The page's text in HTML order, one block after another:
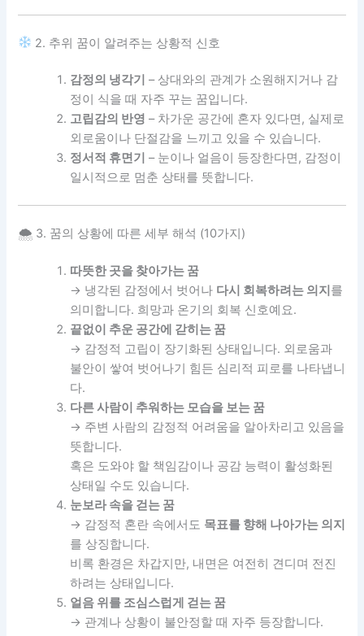
2. 추위 꿈이 알려주는 상황적 신호
감정의 냉각기 – 상대와의 관계가 소원해지거나 감
정이 식을 때 자주 꾸는 꿈입니다.
고립감의 반영 – 차가운 공간에 혼자 있다면, 실제로
외로움이나 단절감을 느끼고 있을 수 있습니다.
정서적 휴면기 – 눈이나 얼음이 등장한다면, 감정이
일시적으로 멈춘 상태를 뜻합니다.
🌨 3. 꿈의 상황에 따른 세부 해석 (10가지)
따뜻한 곳을 찾아가는 꿈
→ 냉각된 감정에서 벗어나 다시 회복하려는 의지 를
의미합니다. 희망과 온기의 회복 신호예요.
끝없이 추운 공간에 갇히는 꿈
→ 감정적 고립이 장기화된 상태입니다. 외로움과
불안이 쌓여 벗어나기 힘든 심리적 피로를 나타냅니
다.
다른 사람이 추워하는 모습을 보는 꿈
→ 주변 사람의 감정적 어려움을 알아차리고 있음을
뜻합니다.
혹은 도와야 할 책임감이나 공감 능력이 활성화된
상태일 수도 있습니다.
눈보라 속을 걷는 꿈
→ 감정적 혼란 속에서도 목표를 향해 나아가는 의지
를 상징합니다.
비록 환경은 차갑지만, 내면은 여전히 견디며 전진
하려는 상태입니다.
얼음 위를 조심스럽게 걷는 꿈
→ 관계나 상황이 불안정할 때 자주 등장합니다.